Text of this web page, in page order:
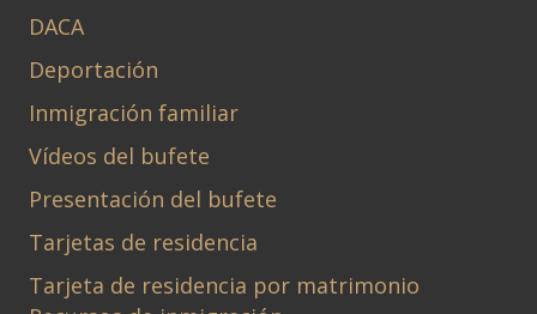
DACA
Deportación
Inmigración familiar
Vídeos del bufete
Presentación del bufete
Tarjetas de residencia
Tarjeta de residencia por matrimonio